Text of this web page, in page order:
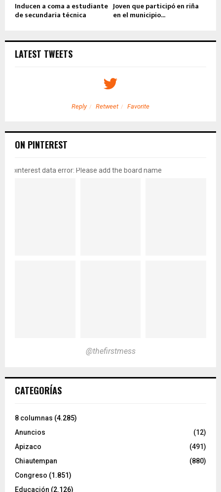
Inducen a coma a estudiante
de secundaria técnica
Joven que participó en riña
en el municipio...
LATEST TWEETS
Reply Retweet Favorite
ON PINTEREST
pinterest data error: Please add the board name
@thefirstmess
CATEGORÍAS
8 columnas (4.285)
Anuncios
(12)
Apizaco
(491)
Chiautempan
(880)
Congreso (1.851)
Educación (2.126)